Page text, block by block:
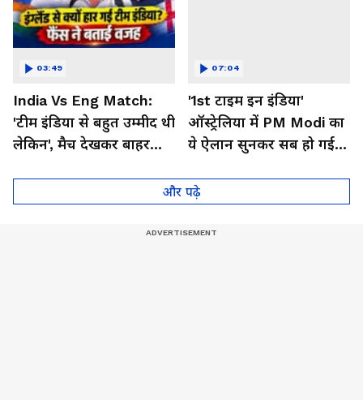
India Vs Eng Match:
'टीम इंडिया से बहुत उम्मीद थी
लेकिन', मैच देखकर बाहर
03:49
'1st टाइम इन इंडिया'
ऑस्ट्रेलिया में PM Modi का
ये ऐलान सुनकर सब हो गई
07:04
और पढ़े